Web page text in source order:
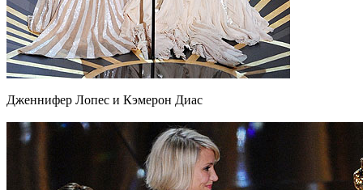
Дженнифер Лопес и Кэмерон Диас